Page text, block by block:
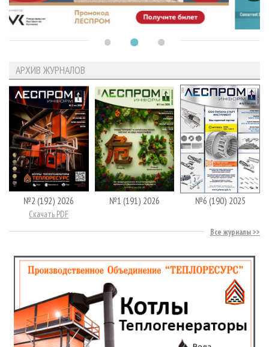
АРХИВ ЖУРНАЛОВ
№2 (192) 2026
Скачать PDF
№1 (191) 2026 №6 (190) 2025
Все журналы